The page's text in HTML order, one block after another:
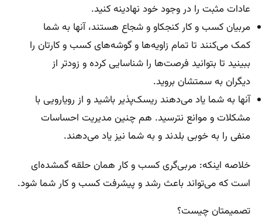
عادات مثبت را در وجود خود نهادینه کنید.
مربیان کسب و کار کنجکاو و شجاع هستند، آنها به شما
کمک می‌کنند تا تمام زاویه‌ها و گوشه‌های کسب و کارتان را
ببینید تا بتوانید فرصت‌ها را شناسایی کرده و زودتر از
دیگران به سمتشان بروید.
آنها به شما یاد می‌دهند ریسک‌پذیر باشید و از رویارویی با
مشکلات و موانع نترسید. هم چنین مدیریت احساسات
منفی را به خوبی بلدند و به شما نیز یاد می‌دهند.
خلاصه اینکه: مربی‌گری کسب و کار همان حلقه گمشده‌ای
است که می‌تواند باعث رشد و پیشرفت کسب و کار شما شود.
تصمیمتان چیست؟